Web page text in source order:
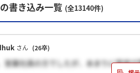
投票する
動画で知ろう！業界・企業研
書き込み一覧 (全13140件)
さん (26卒)
営業社員の方でしたが、あまりに態度が